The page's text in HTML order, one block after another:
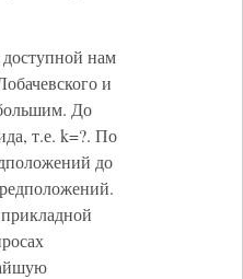
нам
и
До
т.е. k=?. По
до